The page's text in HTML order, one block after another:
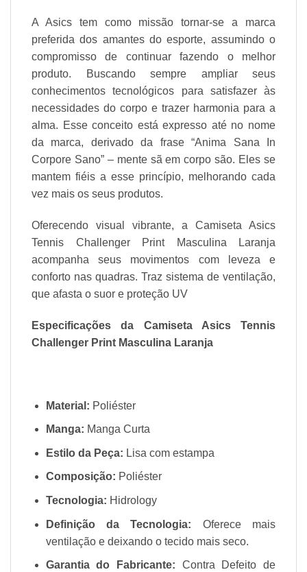
A Asics tem como missão tornar-se a marca
preferida dos amantes do esporte, assumindo o
compromisso de continuar fazendo o melhor
produto. Buscando sempre ampliar seus
conhecimentos tecnológicos para satisfazer às
necessidades do corpo e trazer harmonia para a
alma. Esse conceito está expresso até no nome
da marca, derivado da frase “Anima Sana In
Corpore Sano” – mente sã em corpo são. Eles se
mantem fiéis a esse princípio, melhorando cada
vez mais os seus produtos.
Oferecendo visual vibrante, a Camiseta Asics
Tennis Challenger Print Masculina Laranja
acompanha seus movimentos com leveza e
conforto nas quadras. Traz sistema de ventilação,
que afasta o suor e proteção UV
Especificações da Camiseta Asics Tennis
Challenger Print Masculina Laranja
Material: Poliéster
Manga: Manga Curta
Estilo da Peça: Lisa com estampa
Composição: Poliéster
Tecnologia: Hidrology
Definição da Tecnologia: Oferece mais
ventilação e deixando o tecido mais seco.
Garantia do Fabricante: Contra Defeito de